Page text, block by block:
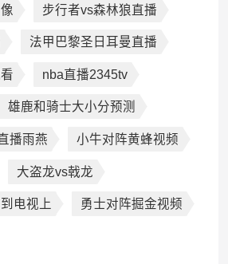
步行者vs森林狼直播
法甲巴黎圣日耳曼直播
nba直播2345tv
雄鹿和骑士大小分预测
播雨燕 小牛对阵黄蜂视频
大盗龙vs戟龙
电视上 勇士对阵掘金视频